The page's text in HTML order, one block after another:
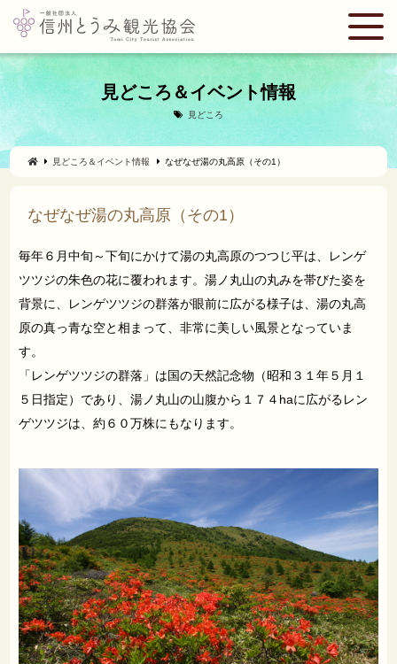
見どころ＆イベント情報
見どころ
見どころ＆イベント情報 なぜなぜ湯の丸高原（その1）
なぜなぜ湯の丸高原（その1）
毎年６月中旬～下旬にかけて湯の丸高原のつつじ平は、レンゲ
ツツジの朱色の花に覆われます。湯ノ丸山の丸みを帯びた姿を
背景に、レンゲツツジの群落が眼前に広がる様子は、湯の丸高
原の真っ青な空と相まって、非常に美しい風景となっていま
す。
「レンゲツツジの群落」は国の天然記念物（昭和３１年５月１
５日指定）であり、湯ノ丸山の山腹から１７４haに広がるレン
ゲツツジは、約６０万株にもなります。